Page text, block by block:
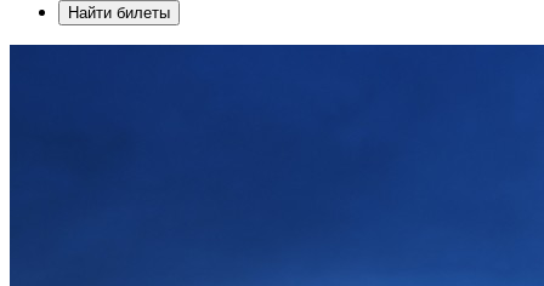
Найти билеты